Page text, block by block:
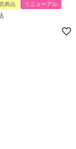
商品 リニューアル